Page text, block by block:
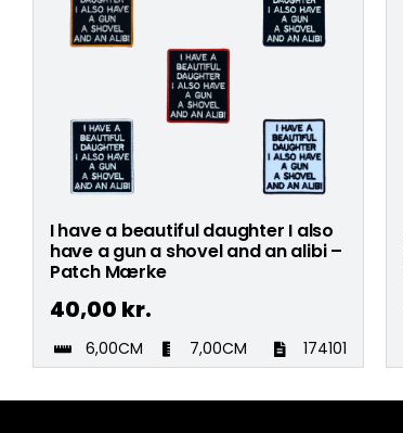
I have a beautiful daughter I also
have a gun a shovel and an alibi –
Patch Mærke
40,00 kr.
6,00CM 7,00CM 174101